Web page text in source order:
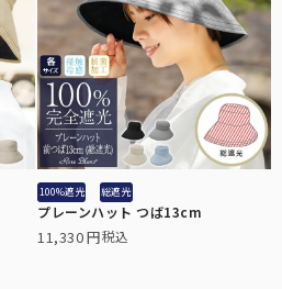
100%遮光 総遮光
プレーンハット つば13cm
11,330 税込